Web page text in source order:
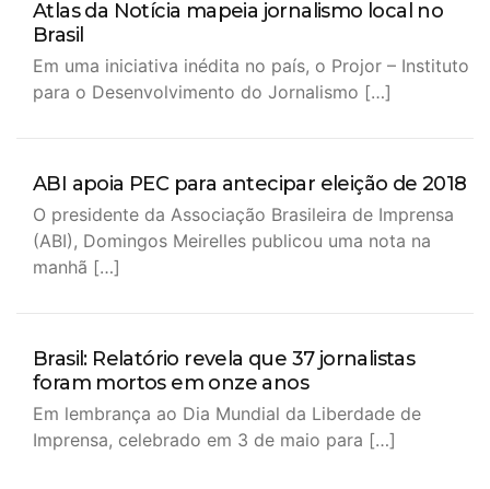
Atlas da Notícia mapeia jornalismo local no
Brasil
Em uma iniciativa inédita no país, o Projor – Instituto
para o Desenvolvimento do Jornalismo […]
ABI apoia PEC para antecipar eleição de 2018
O presidente da Associação Brasileira de Imprensa
(ABI), Domingos Meirelles publicou uma nota na
manhã […]
Brasil: Relatório revela que 37 jornalistas
foram mortos em onze anos
Em lembrança ao Dia Mundial da Liberdade de
Imprensa, celebrado em 3 de maio para […]